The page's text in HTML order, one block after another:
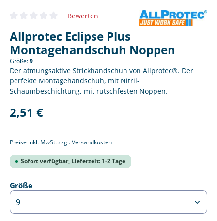
Durchschnittliche Bewertung von 0 von 5 Sternen
Bewerten
Allprotec Eclipse Plus
Montagehandschuh Noppen
Größe:9
Der atmungsaktive Strickhandschuh von Allprotec®. Der
perfekte Montagehandschuh, mit Nitril-
Schaumbeschichtung, mit rutschfesten Noppen.
Regulärer Preis:
2,51 €
Preise inkl. MwSt. zzgl. Versandkosten
Sofort verfügbar, Lieferzeit: 1-2 Tage
Größeauswählen